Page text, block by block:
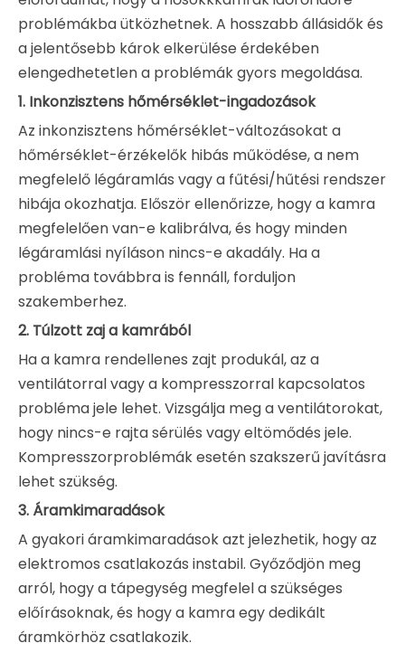
problémákba ütközhetnek. A hosszabb állásidők és
a jelentősebb károk elkerülése érdekében
elengedhetetlen a problémák gyors megoldása.
1. Inkonzisztens hőmérséklet-ingadozások
Az inkonzisztens hőmérséklet-változásokat a
hőmérséklet-érzékelők hibás működése, a nem
megfelelő légáramlás vagy a fűtési/hűtési rendszer
hibája okozhatja. Először ellenőrizze, hogy a kamra
megfelelően van-e kalibrálva, és hogy minden
légáramlási nyíláson nincs-e akadály. Ha a
probléma továbbra is fennáll, forduljon
szakemberhez.
2. Túlzott zaj a kamrából
Ha a kamra rendellenes zajt produkál, az a
ventilátorral vagy a kompresszorral kapcsolatos
probléma jele lehet. Vizsgálja meg a ventilátorokat,
hogy nincs-e rajta sérülés vagy eltömődés jele.
Kompresszorproblémák esetén szakszerű javításra
lehet szükség.
3. Áramkimaradások
A gyakori áramkimaradások azt jelezhetik, hogy az
elektromos csatlakozás instabil. Győződjön meg
arról, hogy a tápegység megfelel a szükséges
előírásoknak, és hogy a kamra egy dedikált
áramkörhöz csatlakozik.